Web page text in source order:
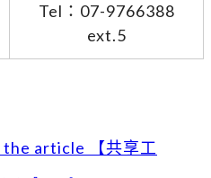
Tel：07-9766388
ext.5